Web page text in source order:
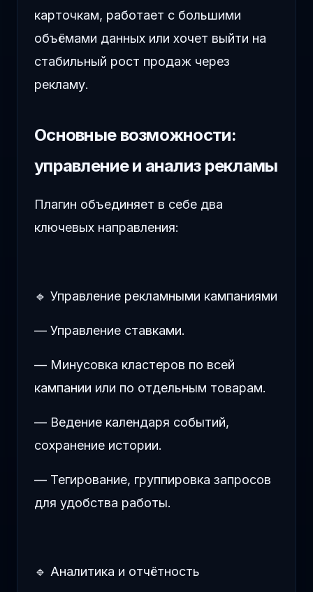
карточкам, работает с большими
объёмами данных или хочет выйти на
стабильный рост продаж через
рекламу.
Основные возможности:
управление и анализ рекламы
Плагин объединяет в себе два
ключевых направления:
🔹 Управление рекламными кампаниями
— Управление ставками.
— Минусовка кластеров по всей
кампании или по отдельным товарам.
— Ведение календаря событий,
сохранение истории.
— Тегирование, группировка запросов
для удобства работы.
🔹 Аналитика и отчётность